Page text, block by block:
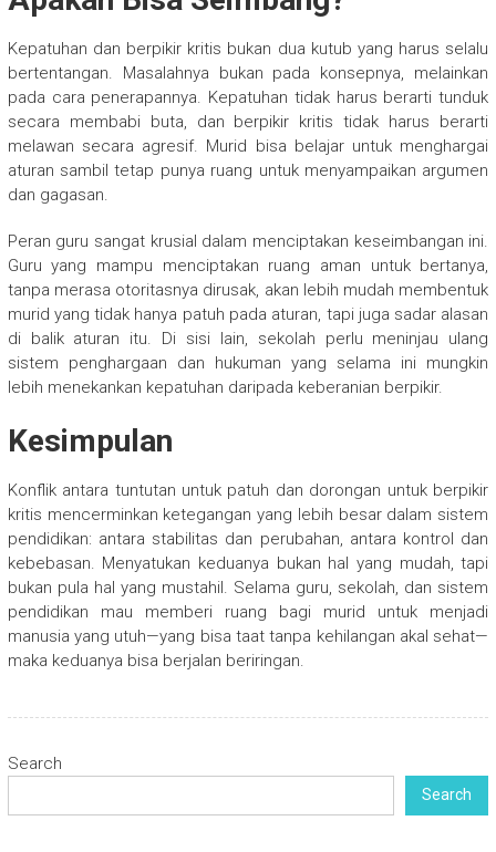
Kepatuhan dan berpikir kritis bukan dua kutub yang harus selalu
bertentangan. Masalahnya bukan pada konsepnya, melainkan
pada cara penerapannya. Kepatuhan tidak harus berarti tunduk
secara membabi buta, dan berpikir kritis tidak harus berarti
melawan secara agresif. Murid bisa belajar untuk menghargai
aturan sambil tetap punya ruang untuk menyampaikan argumen
dan gagasan.
Peran guru sangat krusial dalam menciptakan keseimbangan ini.
Guru yang mampu menciptakan ruang aman untuk bertanya,
tanpa merasa otoritasnya dirusak, akan lebih mudah membentuk
murid yang tidak hanya patuh pada aturan, tapi juga sadar alasan
di balik aturan itu. Di sisi lain, sekolah perlu meninjau ulang
sistem penghargaan dan hukuman yang selama ini mungkin
lebih menekankan kepatuhan daripada keberanian berpikir.
Kesimpulan
Konflik antara tuntutan untuk patuh dan dorongan untuk berpikir
kritis mencerminkan ketegangan yang lebih besar dalam sistem
pendidikan: antara stabilitas dan perubahan, antara kontrol dan
kebebasan. Menyatukan keduanya bukan hal yang mudah, tapi
bukan pula hal yang mustahil. Selama guru, sekolah, dan sistem
pendidikan mau memberi ruang bagi murid untuk menjadi
manusia yang utuh—yang bisa taat tanpa kehilangan akal sehat—
maka keduanya bisa berjalan beriringan.
Search
Search